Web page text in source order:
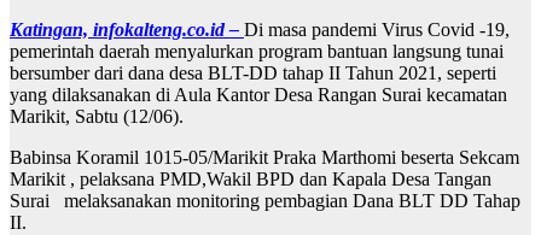
Katingan, infokalteng.co.id – Di masa pandemi Virus Covid -19,
pemerintah daerah menyalurkan program bantuan langsung tunai
bersumber dari dana desa BLT-DD tahap II Tahun 2021, seperti
yang dilaksanakan di Aula Kantor Desa Rangan Surai kecamatan
Marikit, Sabtu (12/06).
Babinsa Koramil 1015-05/Marikit Praka Marthomi beserta Sekcam
Marikit , pelaksana PMD,Wakil BPD dan Kapala Desa Tangan
Surai melaksanakan monitoring pembagian Dana BLT DD Tahap
II.